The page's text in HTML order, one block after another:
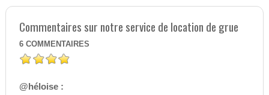
Commentaires sur notre service de location de grue
6 COMMENTAIRES
@héloise :